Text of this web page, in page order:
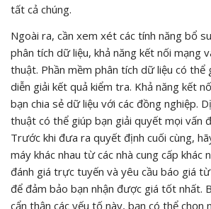
tất cả chúng.
Ngoài ra, cần xem xét các tính năng bổ
phân tích dữ liệu, khả năng kết nối mạng
thuật. Phần mềm phân tích dữ liệu có thể
diễn giải kết quả kiểm tra. Khả năng kết
bạn chia sẻ dữ liệu với các đồng nghiệp.
thuật có thể giúp bạn giải quyết mọi vấn
Trước khi đưa ra quyết định cuối cùng,
máy khác nhau từ các nhà cung cấp khác
đánh giá trực tuyến và yêu cầu báo giá từ
để đảm bảo bạn nhận được giá tốt nhất.
cẩn thận các yếu tố này, bạn có thể